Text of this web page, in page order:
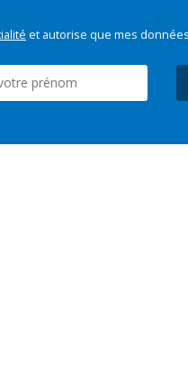
et autorise que mes